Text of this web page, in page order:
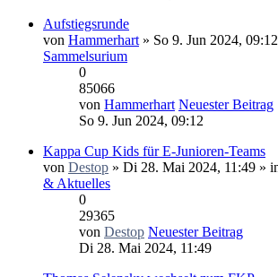
Aufstiegsrunde
von Hammerhart » So 9. Jun 2024,
Sammelsurium
0
85066
von Hammerhart Neuester Beitrag
So 9. Jun 2024, 09:12
Kappa Cup Kids für E-Junioren-Teams
von Destop » Di 28. Mai 2024, 11:49 »
& Aktuelles
0
29365
von Destop Neuester Beitrag
Di 28. Mai 2024, 11:49